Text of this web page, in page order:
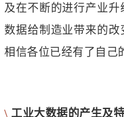
及在不断的进行产业
数据给制造业带来的改
相信各位已经有了自己
\ 工业大数据的产生及